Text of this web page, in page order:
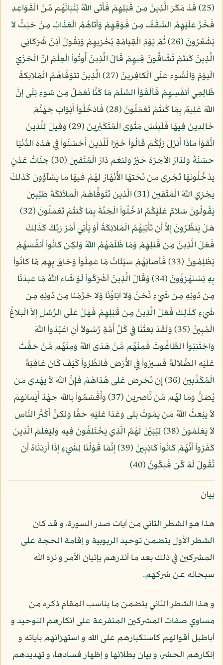
(25) قَدْ مَكَرَ الَّذِينَ مِن قَبْلِهِمْ فَأَتَى اللّهُ بُنْيَانَهُم مِّنَ الْقَوَاعِدِ
فَخَرَّ عَلَيْهِمُ السَّقْفُ مِن فَوْقِهِمْ وَأَتَاهُمُ الْعَذَابُ مِنْ حَيْثُ لاَ
يَشْعُرُونَ (26) ثُمَّ يَوْمَ الْقِيَامَةِ يُخْزِيهِمْ وَيَقُولُ أَيْنَ شُرَكَآئِيَ
الَّذِينَ كُنتُمْ تُشَاقُّونَ فِيهِمْ قَالَ الَّذِينَ أُوتُواْ الْعِلْمَ إِنَّ الْخِزْيَ
الْيَوْمَ وَالْسُّوءَ عَلَى الْكَافِرِينَ (27) الَّذِينَ تَتَوَفَّاهُمُ الْمَلائِكَةُ
ظَالِمِي أَنفُسِهِمْ فَأَلْقَوُاْ السَّلَمَ مَا كُنَّا نَعْمَلُ مِن سُوءٍ بَلَى إِنَّ
اللّهَ عَلِيمٌ بِمَا كُنتُمْ تَعْمَلُونَ (28) فَادْخُلُواْ أَبْوَابَ جَهَنَّمَ
خَالِدِينَ فِيهَا فَلَبِئْسَ مَثْوَى الْمُتَكَبِّرِينَ (29) وَقِيلَ لِلَّذِينَ
اتَّقَوْاْ مَاذَا أَنزَلَ رَبُّكُمْ قَالُواْ خَيْرًا لِّلَّذِينَ أَحْسَنُواْ فِي هَذِهِ الدُّنْيَا
حَسَنَةٌ وَلَدَارُ الآخِرَةِ خَيْرٌ وَلَنِعْمَ دَارُ الْمُتَّقِينَ (30) جَنَّاتُ عَدْنٍ
يَدْخُلُونَهَا تَجْرِي مِن تَحْتِهَا الأَنْهَارُ لَهُمْ فِيهَا مَا يَشَآؤُونَ كَذَلِكَ
يَجْزِي اللّهُ الْمُتَّقِينَ (31) الَّذِينَ تَتَوَفَّاهُمُ الْمَلآئِكَةُ طَيِّبِينَ
يَقُولُونَ سَلامٌ عَلَيْكُمُ ادْخُلُواْ الْجَنَّةَ بِمَا كُنتُمْ تَعْمَلُونَ (32)
هَلْ يَنظُرُونَ إِلاَّ أَن تَأْتِيَهُمُ الْمَلائِكَةُ أَوْ يَأْتِيَ أَمْرُ رَبِّكَ كَذَلِكَ
فَعَلَ الَّذِينَ مِن قَبْلِهِمْ وَمَا ظَلَمَهُمُ اللّهُ وَلكِن كَانُواْ أَنفُسَهُمْ
يَظْلِمُونَ (33) فَأَصَابَهُمْ سَيِّئَاتُ مَا عَمِلُواْ وَحَاقَ بِهِم مَّا كَانُواْ
بِهِ يَسْتَهْزِؤُونَ (34) وَقَالَ الَّذِينَ أَشْرَكُواْ لَوْ شَاء اللّهُ مَا عَبَدْنَا
مِن دُونِهِ مِن شَيْءٍ نَّحْنُ وَلا آبَاؤُنَا وَلاَ حَرَّمْنَا مِن دُونِهِ مِن
شَيْءٍ كَذَلِكَ فَعَلَ الَّذِينَ مِن قَبْلِهِمْ فَهَلْ عَلَى الرُّسُلِ إِلاَّ الْبَلاغُ
الْمُبِينُ (35) وَلَقَدْ بَعَثْنَا فِي كُلِّ أُمَّةٍ رَّسُولاً أَنِ اعْبُدُواْ اللّهَ
وَاجْتَنِبُواْ الطَّاغُوتَ فَمِنْهُم مَّنْ هَدَى اللّهُ وَمِنْهُم مَّنْ حَقَّتْ
عَلَيْهِ الضَّلالَةُ فَسِيرُواْ فِي الأَرْضِ فَانظُرُواْ كَيْفَ كَانَ عَاقِبَةُ
الْمُكَذِّبِينَ (36) إِن تَحْرِصْ عَلَى هُدَاهُمْ فَإِنَّ اللّهَ لاَ يَهْدِي مَن
يُضِلُّ وَمَا لَهُم مِّن نَّاصِرِينَ (37) وَأَقْسَمُواْ بِاللّهِ جَهْدَ أَيْمَانِهِمْ
لاَ يَبْعَثُ اللّهُ مَن يَمُوتُ بَلَى وَعْدًا عَلَيْهِ حَقًّا وَلكِنَّ أَكْثَرَ النَّاسِ
لاَ يَعْلَمُونَ (38) لِيُبَيِّنَ لَهُمُ الَّذِي يَخْتَلِفُونَ فِيهِ وَلِيَعْلَمَ الَّذِينَ
كَفَرُواْ أَنَّهُمْ كَانُواْ كَاذِبِينَ (39) إِنَّمَا قَوْلُنَا لِشَيْءٍ إِذَا أَرَدْنَاهُ أَن
نَّقُولَ لَهُ كُن فَيَكُونُ (40)
بيان
هذا هو الشطر الثاني من آيات صدر السورة، و قد كان
الشطر الأول يتضمن توحيد الربوبية و إقامة الحجة على
المشركين في ذلك بعد ما أنذرهم بإتيان الأمر و نزه الله
سبحانه عن شركهم.
و هذا الشطر الثاني يتضمن ما يناسب المقام ذكره من
مساوي صفات المشركين المتفرعة على إنكارهم التوحيد و
أباطيل أقوالهم كاستكبارهم على الله و استهزائهم بآياته و
إنكارهم الحشر، و بيان بطلانها و إظهار فسادها، و تهديدهم